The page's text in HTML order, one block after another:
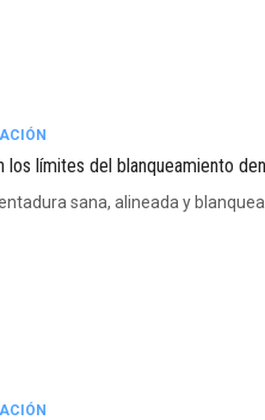
los límites del blanqueamiento
sana, alineada y